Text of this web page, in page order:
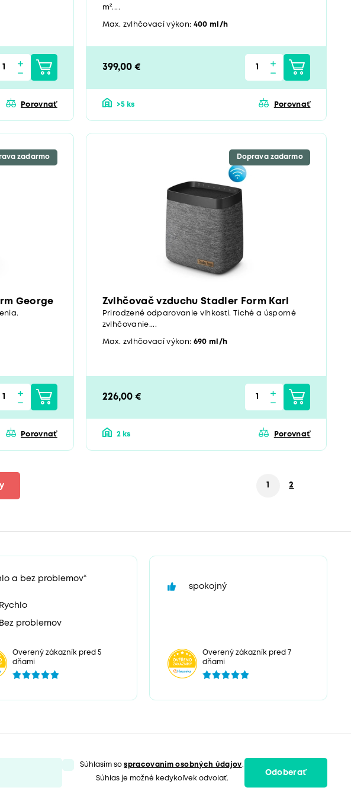
Porovnať
m²....
Max. zvlhčovací výkon: 400 ml/h
399,00 €
>5 ks Porovnať
zadarmo
George
Porovnať
Doprava zadarmo
Zvlhčovač vzduchu Stadler Form Karl
Prirodzené odparovanie vlhkosti. Tiché a úsporné
zvlhčovanie....
Max. zvlhčovací výkon: 690 ml/h
226,00 €
2 ks Porovnať
2
a bez problemov“
Rychlo
Bez problemov
Overený zákazník pred 5
dňami
spokojný
Overený zákazník pred 7
dňami
Súhlasím sospracovaním osobných údajov.
Súhlas je možné kedykoľvek odvolať.
Odoberať